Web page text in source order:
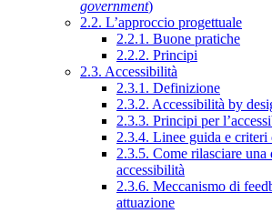
government)
2.2. L’approccio progettuale
2.2.1. Buone pratiche
2.2.2. Principi
2.3. Accessibilità
2.3.1. Definizione
2.3.2. Accessibilità by
2.3.3. Principi per
2.3.4. Linee guida e criteri
2.3.5. Come rilasciare una
accessibilità
2.3.6. Meccanismo di
attuazione